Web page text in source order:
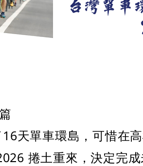
天單車環島，可惜在
捲土重來，決定完成